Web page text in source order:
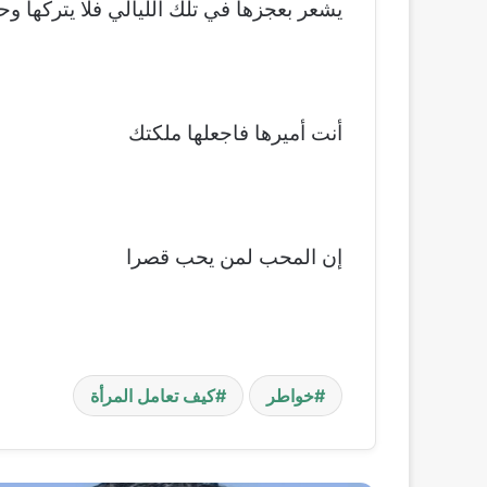
يشعر بعجزها في تلك الليالي فلا يتركها
أنت أميرها فاجعلها ملكتك
إن المحب لمن يحب قصرا
خواطر كيف تعامل المرأة